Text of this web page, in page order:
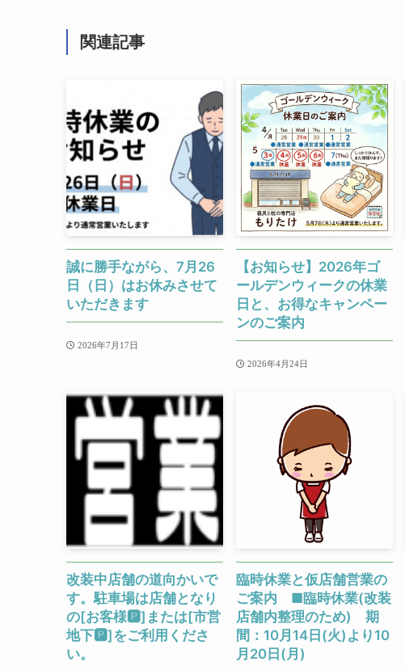
関連記事
誠に勝手ながら、7月26
日（日）はお休みさせて
いただきます
2026年7月17日
【お知らせ】2026年ゴ
ールデンウィークの休業
日と、お得なキャンペー
ンのご案内
2026年4月24日
改装中店舗の道向かいで
す。駐車場は店舗となり
の[お客様🅿]または[市営
地下🅿]をご利用くださ
い。
臨時休業と仮店舗営業の
ご案内 ■臨時休業(改装
店舗内整理のため) 期
間：10月14日(火)より10
月20日(月)